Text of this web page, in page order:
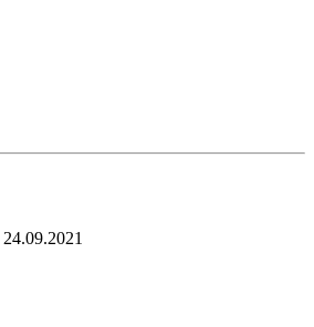
24.09.2021